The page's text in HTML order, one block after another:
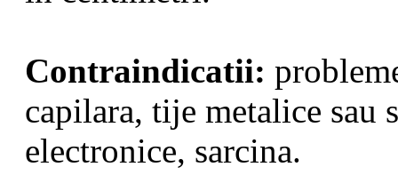
Contraindicatii:
capilara, tije metalice sau
electronice, sarcina.